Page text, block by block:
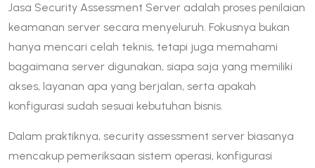
Jasa Security Assessment Server adalah proses penilaian
keamanan server secara menyeluruh. Fokusnya bukan
hanya mencari celah teknis, tetapi juga memahami
bagaimana server digunakan, siapa saja yang memiliki
akses, layanan apa yang berjalan, serta apakah
konfigurasi sudah sesuai kebutuhan bisnis.
Dalam praktiknya, security assessment server biasanya
mencakup pemeriksaan sistem operasi, konfigurasi